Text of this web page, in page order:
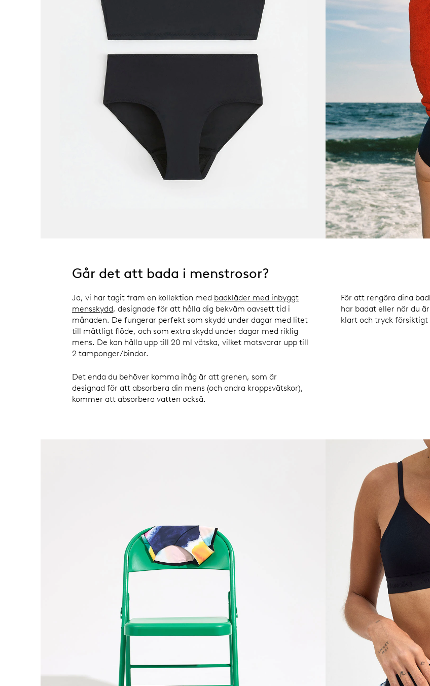
Går det att bada i menstrosor?
Ja, vi har tagit fram en kollektion med badkläder med inbyggt
mensskydd, designade för att hålla dig bekväm oavsett tid i
månaden. De fungerar perfekt som skydd under dagar med litet
till måttligt flöde, och som extra skydd under dagar med riklig
mens. De kan hålla upp till 20 ml vätska, vilket motsvarar upp till
2 tamponger/bindor.
Det enda du behöver komma ihåg är att grenen, som är
designad för att absorbera din mens (och andra kroppsvätskor),
kommer att absorbera vatten också.
För att rengöra dina
har badat eller när du
klart och tryck